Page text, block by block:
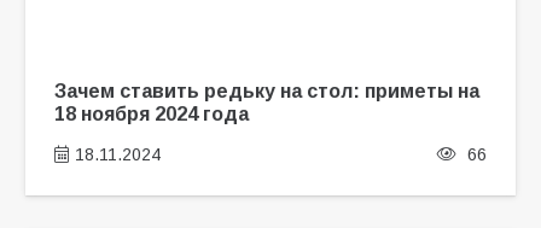
Зачем ставить редьку на стол: приметы на
18 ноября 2024 года
18.11.2024 66